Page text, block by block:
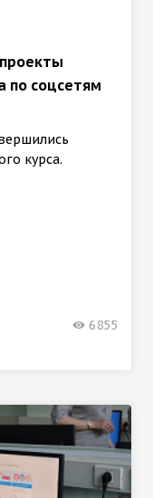
по соцсетям
курса.
6855